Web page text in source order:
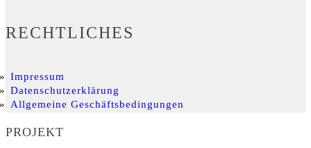
RECHTLICHES
Impressum
Datenschutzerklärung
Allgemeine Geschäftsbedingungen
PROJEKT